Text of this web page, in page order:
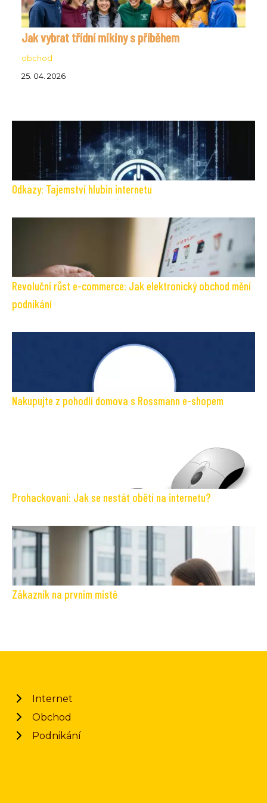
Jak vybrat třídní mikiny s příběhem
obchod
25. 04. 2026
Odkazy: Tajemství hlubin internetu
Revoluční růst e-commerce: Jak elektronický obchod mění
podnikání
Nakupujte z pohodlí domova s Rossmann e-shopem
Prohackovani: Jak se nestát obětí na internetu?
Zákazník na prvním místě
Internet
Obchod
Podnikání